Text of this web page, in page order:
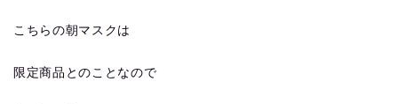
こちらの朝マスクは
限定商品とのことなので